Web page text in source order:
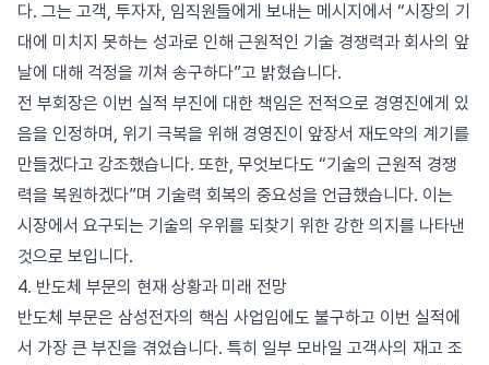
다. 그는 고객, 투자자, 임직원들에게 보내는 메시지에서 “시장의 기
대에 미치지 못하는 성과로 인해 근원적인 기술 경쟁력과 회사의 앞
날에 대해 걱정을 끼쳐 송구하다”고 밝혔습니다.
전 부회장은 이번 실적 부진에 대한 책임은 전적으로 경영진에게 있
음을 인정하며, 위기 극복을 위해 경영진이 앞장서 재도약의 계기를
만들겠다고 강조했습니다. 또한, 무엇보다도 “기술의 근원적 경쟁
력을 복원하겠다”며 기술력 회복의 중요성을 언급했습니다. 이는
시장에서 요구되는 기술의 우위를 되찾기 위한 강한 의지를 나타낸
것으로 보입니다.
4. 반도체 부문의 현재 상황과 미래 전망
반도체 부문은 삼성전자의 핵심 사업임에도 불구하고 이번 실적에
서 가장 큰 부진을 겪었습니다. 특히 일부 모바일 고객사의 재고 조